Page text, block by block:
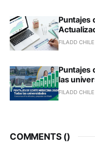
Puntajes
FILADD
Puntajes
las
FILADD
COMMENTS ()